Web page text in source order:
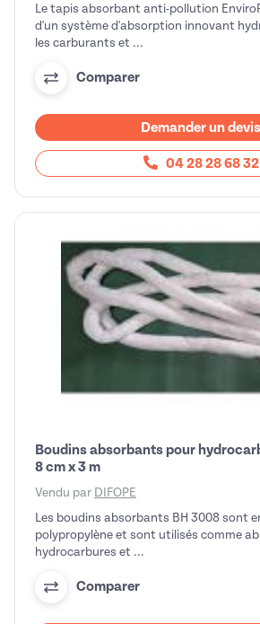
Le tapis absorbant anti-pollution
d'un système d'absorption innovant
les carburants et ...
Comparer
Demander un devis
04 28 28 68 32
Boudins absorbants pour
8 cm x 3 m
Vendu par DIFOPE
Les boudins absorbants BH 3008 sont
polypropylène et sont utilisés comme
hydrocarbures et ...
Comparer